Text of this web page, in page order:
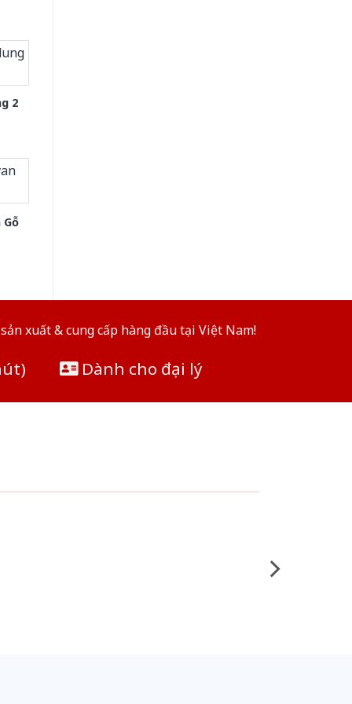
2
Gỗ
xuất & cung cấp hàng đầu tại Việt Nam!
Dành cho đại lý